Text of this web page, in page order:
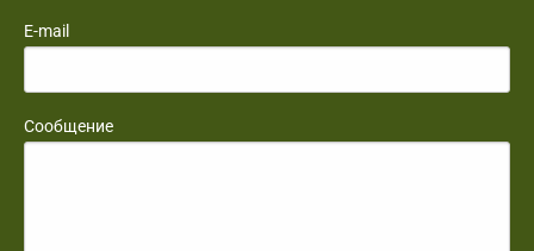
E-mail
Сообщение